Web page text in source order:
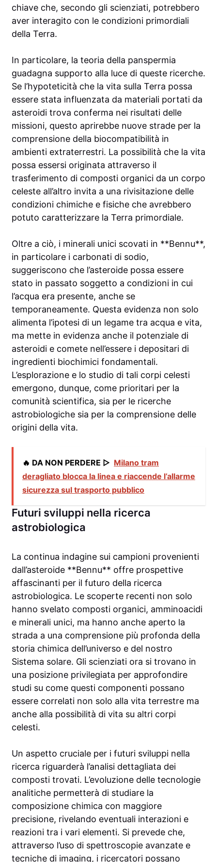
chiave che, secondo gli scienziati, potrebbero
aver interagito con le condizioni primordiali
della Terra.
In particolare, la teoria della panspermia
guadagna supporto alla luce di queste ricerche.
Se l’hypoteticità che la vita sulla Terra possa
essere stata influenzata da materiali portati da
asteroidi trova conferma nei risultati delle
missioni, questo aprirebbe nuove strade per la
comprensione della biocompatibilità in
ambienti extraterrestri. La possibilità che la vita
possa essersi originata attraverso il
trasferimento di composti organici da un corpo
celeste all’altro invita a una rivisitazione delle
condizioni chimiche e fisiche che avrebbero
potuto caratterizzare la Terra primordiale.
Oltre a ciò, i minerali unici scovati in **Bennu**,
in particolare i carbonati di sodio,
suggeriscono che l’asteroide possa essere
stato in passato soggetto a condizioni in cui
l’acqua era presente, anche se
temporaneamente. Questa evidenza non solo
alimenta l’ipotesi di un legame tra acqua e vita,
ma mette in evidenza anche il potenziale di
asteroidi e comete nell’essere i depositari di
ingredienti biochimici fondamentali.
L’esplorazione e lo studio di tali corpi celesti
emergono, dunque, come prioritari per la
comunità scientifica, sia per le ricerche
astrobiologiche sia per la comprensione delle
origini della vita.
🔥 DA NON PERDERE ▷ Milano tram
deragliato blocca la linea e riaccende l’allarme
sicurezza sul trasporto pubblico
Futuri sviluppi nella ricerca
astrobiologica
La continua indagine sui campioni provenienti
dall’asteroide **Bennu** offre prospettive
affascinanti per il futuro della ricerca
astrobiologica. Le scoperte recenti non solo
hanno svelato composti organici, amminoacidi
e minerali unici, ma hanno anche aperto la
strada a una comprensione più profonda della
storia chimica dell’universo e del nostro
Sistema solare. Gli scienziati ora si trovano in
una posizione privilegiata per approfondire
studi su come questi componenti possano
essere correlati non solo alla vita terrestre ma
anche alla possibilità di vita su altri corpi
celesti.
Un aspetto cruciale per i futuri sviluppi nella
ricerca riguarderà l’analisi dettagliata dei
composti trovati. L’evoluzione delle tecnologie
analitiche permetterà di studiare la
composizione chimica con maggiore
precisione, rivelando eventuali interazioni e
reazioni tra i vari elementi. Si prevede che,
attraverso l’uso di spettroscopie avanzate e
tecniche di imaging, i ricercatori possano